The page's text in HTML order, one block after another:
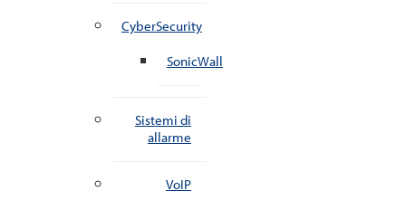
CyberSecurity
SonicWall
Sistemi di
allarme
VoIP